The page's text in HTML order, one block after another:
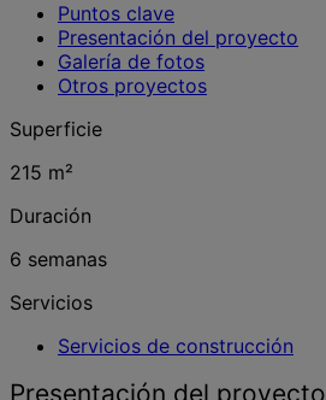
Puntos clave
Presentación del proyecto
Galería de fotos
Otros proyectos
Superficie
215 m²
Duración
6 semanas
Servicios
Servicios de construcción
Presentación del proyecto